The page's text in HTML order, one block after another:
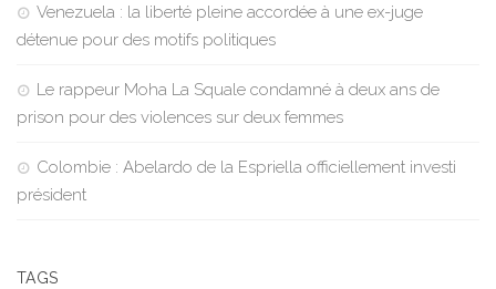
Venezuela : la liberté pleine accordée à une ex-juge
détenue pour des motifs politiques
Le rappeur Moha La Squale condamné à deux ans de
prison pour des violences sur deux femmes
Colombie : Abelardo de la Espriella officiellement investi
président
TAGS